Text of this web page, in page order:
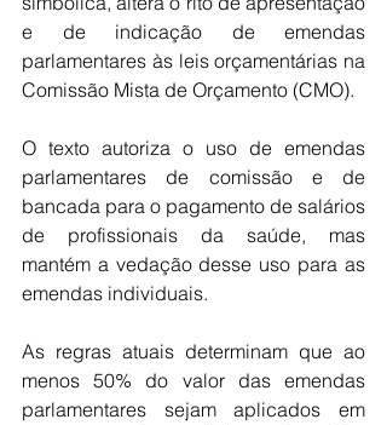
e de indicação de emendas
parlamentares às leis orçamentárias na
Comissão Mista de Orçamento (CMO).
O texto autoriza o uso de emendas
parlamentares de comissão e de
bancada para o pagamento de salários
de profissionais da saúde, mas
mantém a vedação desse uso para as
emendas individuais.
As regras atuais determinam que ao
menos 50% do valor das emendas
parlamentares sejam aplicados em